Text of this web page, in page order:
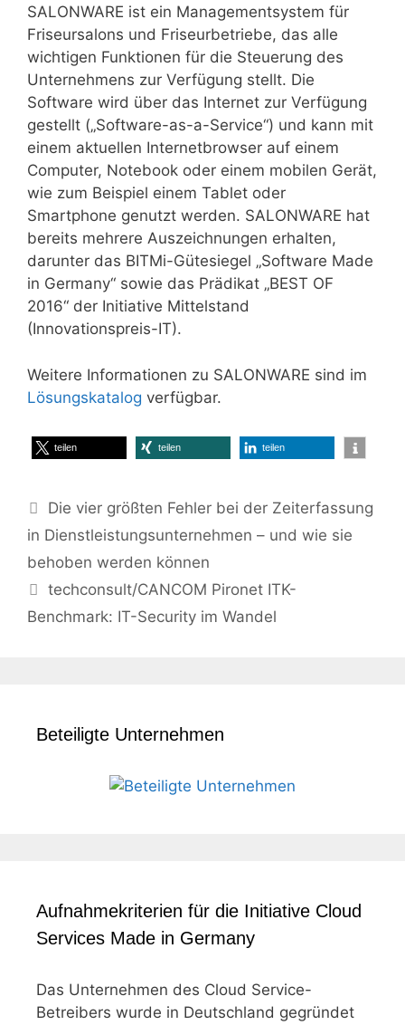
SALONWARE ist ein Managementsystem für
Friseursalons und Friseurbetriebe, das alle
wichtigen Funktionen für die Steuerung des
Unternehmens zur Verfügung stellt. Die
Software wird über das Internet zur Verfügung
gestellt („Software-as-a-Service“) und kann mit
einem aktuellen Internetbrowser auf einem
Computer, Notebook oder einem mobilen Gerät,
wie zum Beispiel einem Tablet oder
Smartphone genutzt werden. SALONWARE hat
bereits mehrere Auszeichnungen erhalten,
darunter das BITMi-Gütesiegel „Software Made
in Germany“ sowie das Prädikat „BEST OF
2016“ der Initiative Mittelstand
(Innovationspreis-IT).
Weitere Informationen zu SALONWARE sind im
Lösungskatalog verfügbar.
teilen teilen teilen
Die vier größten Fehler bei der Zeiterfassung
in Dienstleistungsunternehmen – und wie sie
behoben werden können
techconsult/CANCOM Pironet ITK-
Benchmark: IT-Security im Wandel
Beteiligte Unternehmen
Aufnahmekriterien für die Initiative Cloud
Services Made in Germany
Das Unternehmen des Cloud Service-
Betreibers wurde in Deutschland gegründet